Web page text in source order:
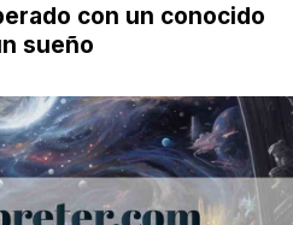
con un conocido
sueño